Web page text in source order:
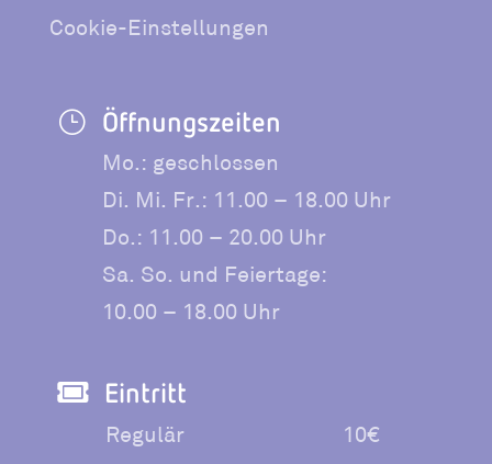
Cookie-Einstellungen
} Öffnungszeiten
Mo.: geschlossen
Di. Mi. Fr.: 11.00 – 18.00 Uhr
Do.: 11.00 – 20.00 Uhr
Sa. So. und Feiertage:
10.00 – 18.00 Uhr
 Eintritt
Regulär 10€